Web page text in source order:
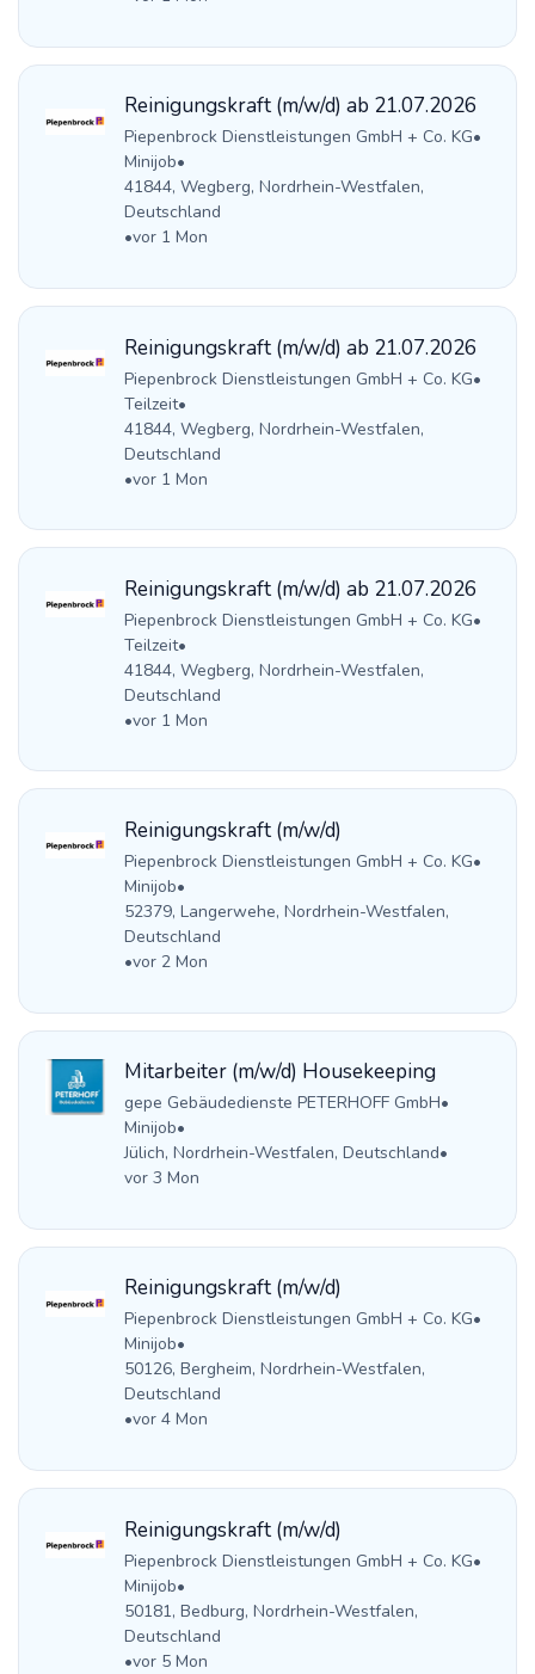
Reinigungskraft (m/w/d) ab 21.07.2026
Piepenbrock Dienstleistungen GmbH + Co. KG•
Minijob•
41844, Wegberg, Nordrhein-Westfalen,
Deutschland
•vor 1 Mon
Reinigungskraft (m/w/d) ab 21.07.2026
Piepenbrock Dienstleistungen GmbH + Co. KG•
Teilzeit•
41844, Wegberg, Nordrhein-Westfalen,
Deutschland
•vor 1 Mon
Reinigungskraft (m/w/d) ab 21.07.2026
Piepenbrock Dienstleistungen GmbH + Co. KG•
Teilzeit•
41844, Wegberg, Nordrhein-Westfalen,
Deutschland
•vor 1 Mon
Reinigungskraft (m/w/d)
Piepenbrock Dienstleistungen GmbH + Co. KG•
Minijob•
52379, Langerwehe, Nordrhein-Westfalen,
Deutschland
•vor 2 Mon
Mitarbeiter (m/w/d) Housekeeping
gepe Gebäudedienste PETERHOFF GmbH•
Minijob•
Jülich, Nordrhein-Westfalen, Deutschland•
vor 3 Mon
Reinigungskraft (m/w/d)
Piepenbrock Dienstleistungen GmbH + Co. KG•
Minijob•
50126, Bergheim, Nordrhein-Westfalen,
Deutschland
•vor 4 Mon
Reinigungskraft (m/w/d)
Piepenbrock Dienstleistungen GmbH + Co. KG•
Minijob•
50181, Bedburg, Nordrhein-Westfalen,
Deutschland
•vor 5 Mon